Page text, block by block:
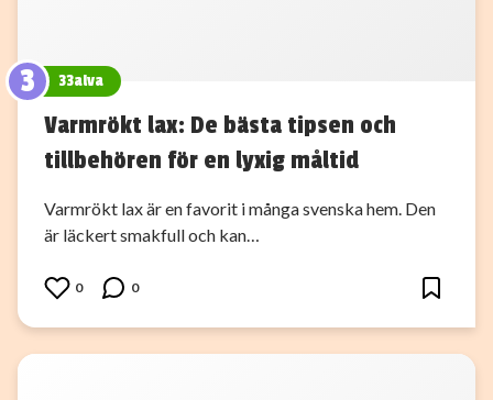
3 33alva
Varmrökt lax: De bästa tipsen och
tillbehören för en lyxig måltid
Varmrökt lax är en favorit i många svenska hem. Den
är läckert smakfull och kan…
0 0